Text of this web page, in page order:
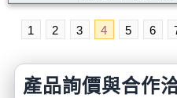
1 2 3 4 5 6
產品詢價與合作